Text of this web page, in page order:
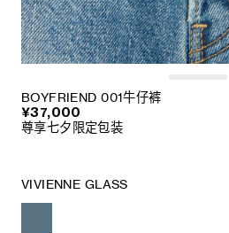
BOYFRIEND 001牛仔裤
¥37,000
尊享七夕限定包装
VIVIENNE GLASS